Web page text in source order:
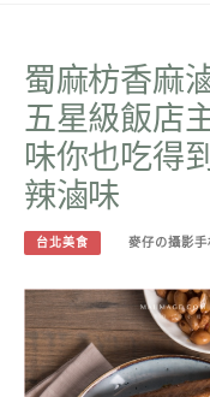
蜀麻枋香麻
五星級飯店
味你也吃得
辣滷味
台北美食 麥仔の攝影手